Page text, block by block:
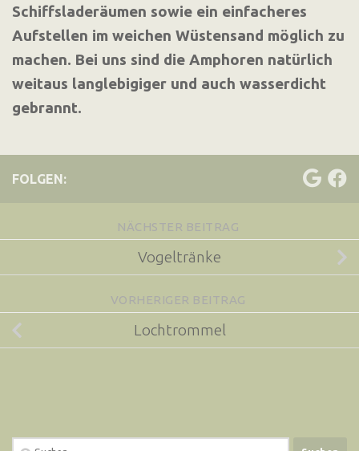
Schiffsladeräumen sowie ein einfacheres
Aufstellen im weichen Wüstensand möglich zu
machen. Bei uns sind die Amphoren natürlich
weitaus langlebigiger und auch wasserdicht
gebrannt.
FOLGEN:
NÄCHSTER BEITRAG
Vogeltränke
VORHERIGER BEITRAG
Lochtrommel